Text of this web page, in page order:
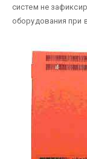
систем не
оборудования при